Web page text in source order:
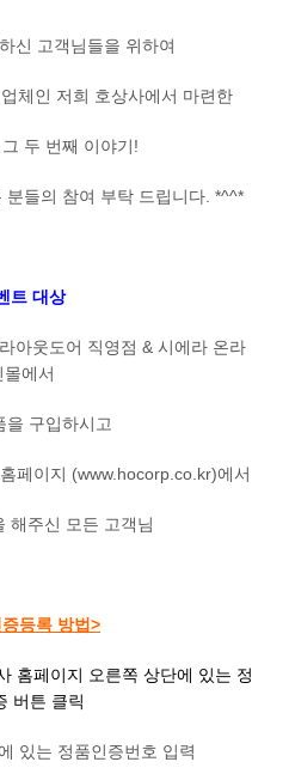
신 고객님들을 위하여
체인 저희 호상사에서 마련한
두 번째 이야기!
들의 참여 부탁 드립니다. *^^*
트 대상
아웃도어 직영점 & 시에라 온라
몰에서
을 구입하시고
페이지 (www.hocorp.co.kr)에서
해주신 모든 고객님
등록 방법>
홈페이지 오른쪽 상단에 있는 정
버튼 클릭
있는 정품인증번호 입력